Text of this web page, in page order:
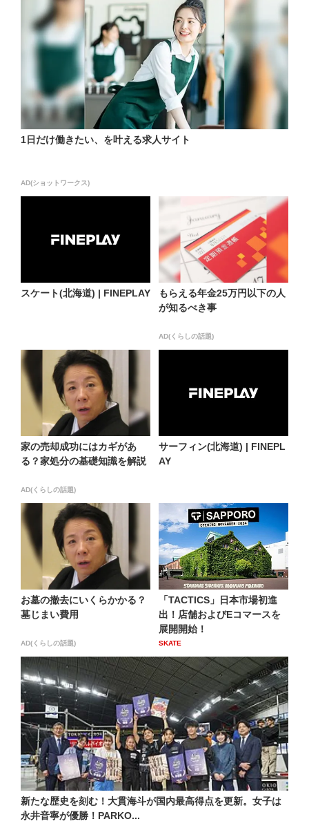
1日だけ働きたい、を叶える求人サイト
AD(ショットワークス)
スケート(北海道) | FINEPLAY
もらえる年金25万円以下の人
が知るべき事
AD(くらしの話題)
家の売却成功にはカギがあ
る？家処分の基礎知識を解説
AD(くらしの話題)
サーフィン(北海道) | FINEPL
AY
お墓の撤去にいくらかかる？
墓じまい費用
AD(くらしの話題)
「TACTICS」日本市場初進
出！店舗およびEコマースを
展開開始！
SKATE
新たな歴史を刻む！大貫海斗が国内最高得点を更新。女子は
永井音寧が優勝！PARKO...